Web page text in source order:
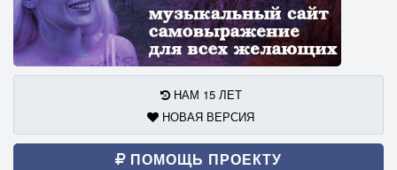
НАМ 15 ЛЕТ
НОВАЯ ВЕРСИЯ
ПОМОЩЬ ПРОЕКТУ